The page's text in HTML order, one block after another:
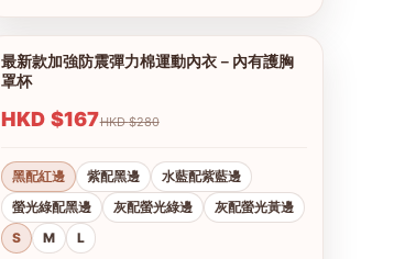
1/11
最新款加強防震彈力棉運動內衣－內有護胸
罩杯
HKD $167 HKD $280
黑配紅邊 紫配黑邊
水藍配紫藍邊
螢光綠配黑邊
灰配螢光綠邊
灰配螢光黃邊
S
M L